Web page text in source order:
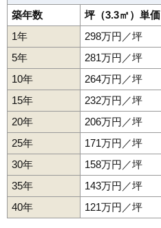
築年数
坪（3.3㎡）単価
1年
298万円／坪
5年
281万円／坪
10年
264万円／坪
15年
232万円／坪
20年
206万円／坪
25年
171万円／坪
30年
158万円／坪
35年
143万円／坪
40年
121万円／坪